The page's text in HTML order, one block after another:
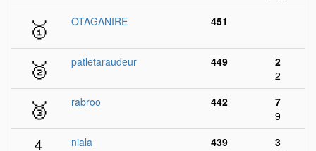
🥇 OTAGANIRE 451
🥈 patletaraudeur 449
2
2
🥉 rabroo 442
7
9
4 niala 439
3